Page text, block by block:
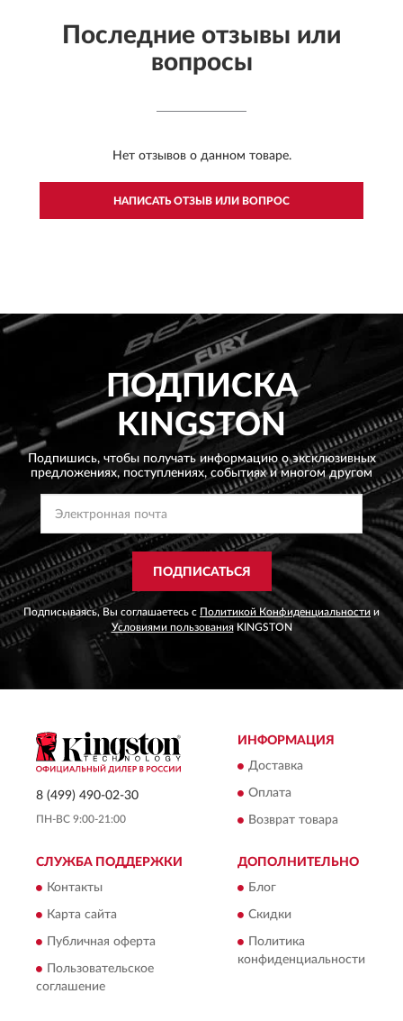
Последние отзывы или
вопросы
Нет отзывов о данном товаре.
НАПИСАТЬ ОТЗЫВ ИЛИ ВОПРОС
ПОДПИСКА
KINGSTON
Подпишись, чтобы получать информацию о эксклюзивных
предложениях, поступлениях, событиях и многом другом
ПОДПИСАТЬСЯ
Подписываясь, Вы соглашаетесь с Политикой Конфиденциальности и
Условиями пользованияKINGSTON
8 (499) 490-02-30
ПН-ВС 9:00-21:00
ИНФОРМАЦИЯ
Доставка
Оплата
Возврат товара
СЛУЖБА ПОДДЕРЖКИ
Контакты
Карта сайта
Публичная оферта
Пользовательское
соглашение
ДОПОЛНИТЕЛЬНО
Блог
Скидки
Политика
конфиденциальности